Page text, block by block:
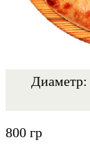
Диаметр:
800 гр